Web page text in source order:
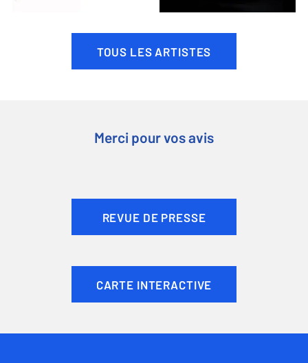
TOUS LES ARTISTES
Merci pour vos avis
REVUE DE PRESSE
CARTE INTERACTIVE